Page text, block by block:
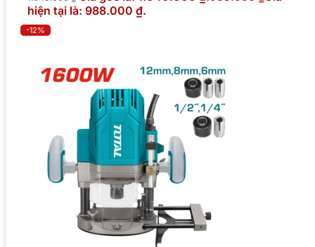
hiện tại là: 988.000 ₫.
-12%